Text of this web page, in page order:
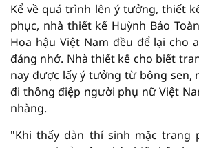
Kể về quá trình lên ý tưởng, thiết
phục, nhà thiết kế Huỳnh Bảo
Hoa hậu Việt Nam đều để lại cho
đáng nhớ. Nhà thiết kế cho biết
nay được lấy ý tưởng từ bông sen,
đi thông điệp người phụ nữ Việt
nhàng.
"Khi thấy dàn thí sinh mặc trang